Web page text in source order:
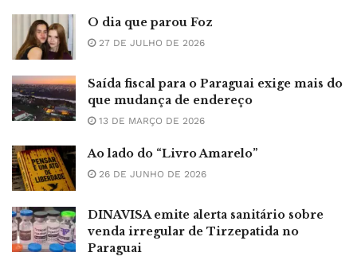
O dia que parou Foz
27 DE JULHO DE 2026
Saída fiscal para o Paraguai exige mais do
que mudança de endereço
13 DE MARÇO DE 2026
Ao lado do “Livro Amarelo”
26 DE JUNHO DE 2026
DINAVISA emite alerta sanitário sobre
venda irregular de Tirzepatida no
Paraguai